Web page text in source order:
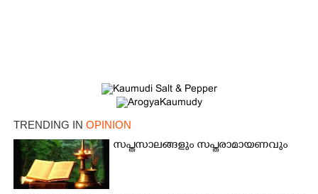
TRENDING IN OPINION
സപ്തസാലങ്ങളും സപ്തരാമായണവും